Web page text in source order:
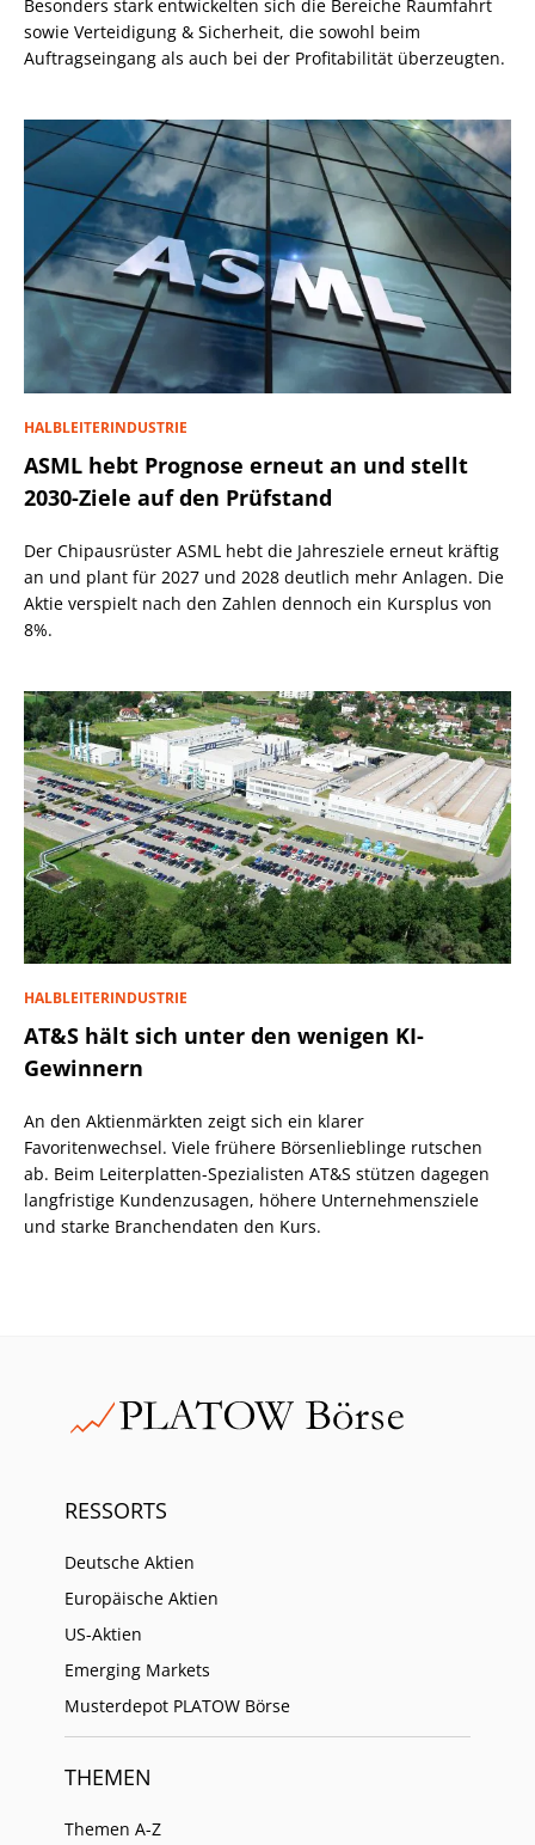
Besonders stark entwickelten sich die Bereiche Raumfahrt
sowie Verteidigung & Sicherheit, die sowohl beim
Auftragseingang als auch bei der Profitabilität überzeugten.
HALBLEITERINDUSTRIE
ASML hebt Prognose erneut an und stellt
2030-Ziele auf den Prüfstand
Der Chipausrüster ASML hebt die Jahresziele erneut kräftig
an und plant für 2027 und 2028 deutlich mehr Anlagen. Die
Aktie verspielt nach den Zahlen dennoch ein Kursplus von
8%.
HALBLEITERINDUSTRIE
AT&S hält sich unter den wenigen KI-
Gewinnern
An den Aktienmärkten zeigt sich ein klarer
Favoritenwechsel. Viele frühere Börsenlieblinge rutschen
ab. Beim Leiterplatten-Spezialisten AT&S stützen dagegen
langfristige Kundenzusagen, höhere Unternehmensziele
und starke Branchendaten den Kurs.
RESSORTS
Deutsche Aktien
Europäische Aktien
US-Aktien
Emerging Markets
Musterdepot PLATOW Börse
THEMEN
Themen A-Z